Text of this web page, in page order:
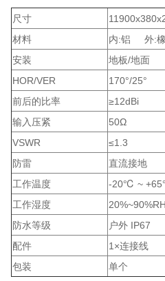
尺寸
材料
内:铝 外:
安装
地板/地面
HOR/VER
170°/25°
前后的比率
≥12dBi
输入压紧
50Ω
VSWR
≤1.3
防雷
直流接地
工作温度
-20℃ ~
工作湿度
20%~90%RH
防水等级
户外 IP67
配件
1×连接线
包装
单个